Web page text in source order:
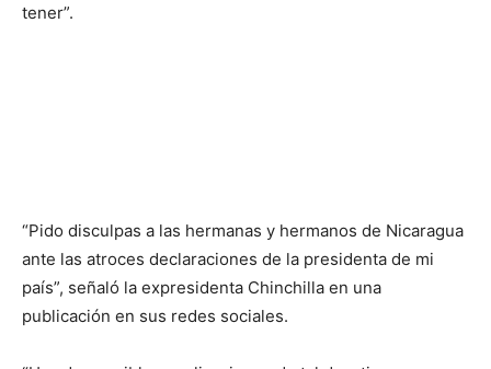
tener”.
“Pido disculpas a las hermanas y hermanos de Nicaragua
ante las atroces declaraciones de la presidenta de mi
país”, señaló la expresidenta Chinchilla en una
publicación en sus redes sociales.